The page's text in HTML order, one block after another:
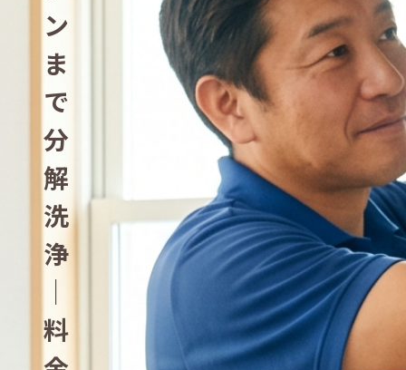
ン
ま
で
分
解
洗
浄
｜
料